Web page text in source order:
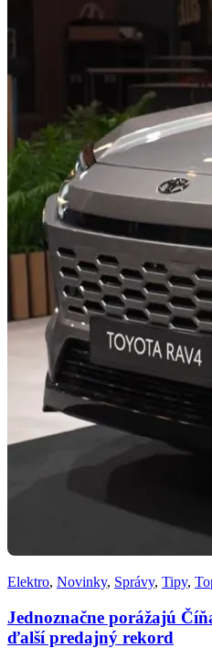
Elektro, Novinky, Správy, Tipy,
Jednoznačne porážajú
ďalší predajný rekord